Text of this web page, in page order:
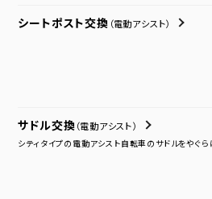
シートポスト交換 （電動アシスト）
サドル交換 （電動アシスト）
シティタイプの電動アシスト自転車のサドルをやぐ